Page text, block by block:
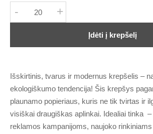
- +
Įdėti į krepšelį
Išskirtinis, tvarus ir modernus krepšelis –
ekologiškumo tendencija! Šis krepšys
plaunamo popieriaus, kuris ne tik tvirtas ir
visiškai draugiškas aplinkai. Idealiai tinka
reklamos kampanijoms, naujoko